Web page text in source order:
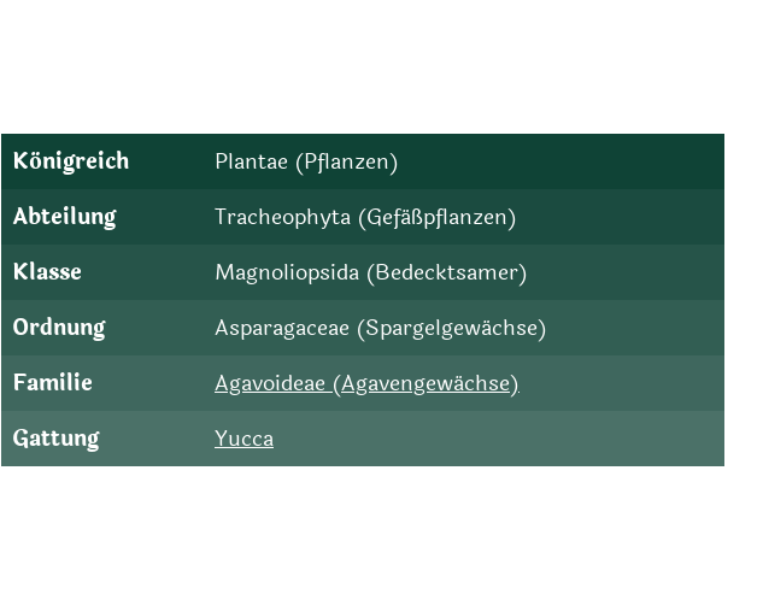
Königreich
Plantae (Pflanzen)
Abteilung
Tracheophyta (Gefäßpflanzen)
Klasse
Magnoliopsida (Bedecktsamer)
Ordnung
Asparagaceae (Spargelgewächse)
Familie
Agavoideae (Agavengewächse)
Gattung
Yucca